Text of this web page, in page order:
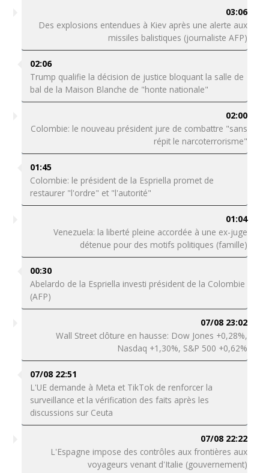
03:06
Des explosions entendues à Kiev après une alerte aux
missiles balistiques (journaliste AFP)
02:06
Trump qualifie la décision de justice bloquant la salle de
bal de la Maison Blanche de "honte nationale"
02:00
Colombie: le nouveau président jure de combattre "sans
répit le narcoterrorisme"
01:45
Colombie: le président de la Espriella promet de
restaurer "l'ordre" et "l'autorité"
01:04
Venezuela: la liberté pleine accordée à une ex-juge
détenue pour des motifs politiques (famille)
00:30
Abelardo de la Espriella investi président de la Colombie
(AFP)
07/08 23:02
Wall Street clôture en hausse: Dow Jones +0,28%,
Nasdaq +1,30%, S&P 500 +0,62%
07/08 22:51
L'UE demande à Meta et TikTok de renforcer la
surveillance et la vérification des faits après les
discussions sur Ceuta
07/08 22:22
L'Espagne impose des contrôles aux frontières aux
voyageurs venant d'Italie (gouvernement)